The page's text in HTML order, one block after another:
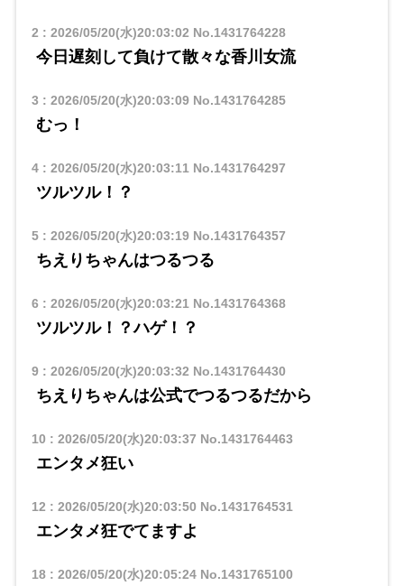
2 : 2026/05/20(水)20:03:02 No.1431764228
今日遅刻して負けて散々な香川女流
3 : 2026/05/20(水)20:03:09No.1431764285
むっ！
4: 2026/05/20(水)20:03:11No.1431764297
ツルツル！？
5: 2026/05/20(水)20:03:19No.1431764357
ちえりちゃんはつるつる
6 : 2026/05/20(水)20:03:21No.1431764368
ツルツル！？ハゲ！？
9: 2026/05/20(水)20:03:32 No.1431764430
ちえりちゃんは公式でつるつるだから
10 : 2026/05/20(水)20:03:37 No.1431764463
エンタメ狂い
12 : 2026/05/20(水)20:03:50 No.1431764531
エンタメ狂でてますよ
18: 2026/05/20(水)20:05:24No.1431765100